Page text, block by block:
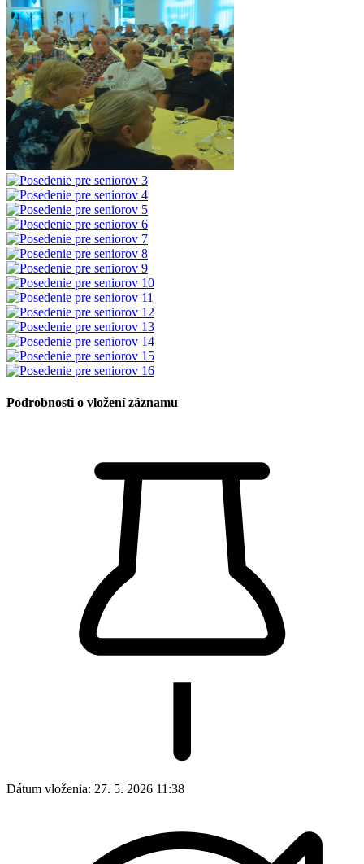
Podrobnosti o vložení záznamu
Dátum vloženia: 27. 5. 2026 11:38